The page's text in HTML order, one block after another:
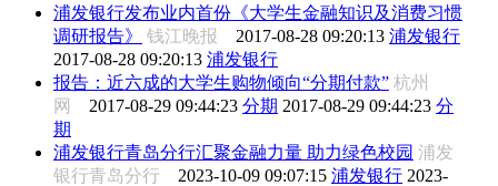
浦发银行发布业内首份《大学生金融知识及消费习惯
调研报告》
钱江晚报 2017-08-28 09:20:13 浦发银行
2017-08-28 09:20:13 浦发银行
报告：近六成的大学生购物倾向“分期付款” 杭州
网 2017-08-29 09:44:23 分期 2017-08-29 09:44:23 分
期
浦发银行青岛分行汇聚金融力量 助力绿色校园 浦发
银行青岛分行 2023-10-09 09:07:15 浦发银行 2023-